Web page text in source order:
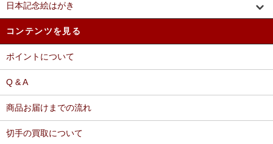
日本記念絵はがき
コンテンツを見る
ポイントについて
Q & A
商品お届けまでの流れ
切手の買取について